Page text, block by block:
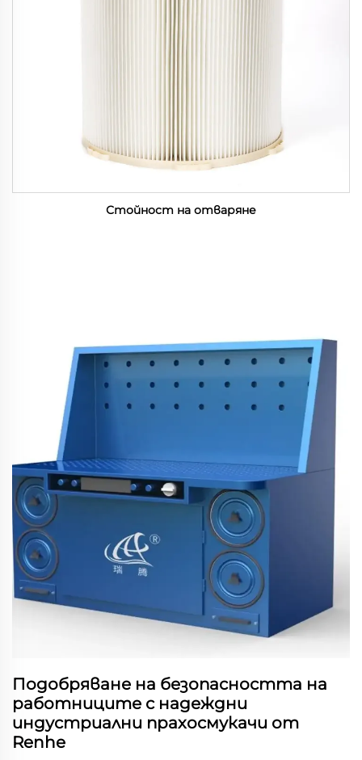
Стойност на отваряне
Подобряване на безопасността на
работниците с надеждни
индустриални прахосмукачи от
Renhe